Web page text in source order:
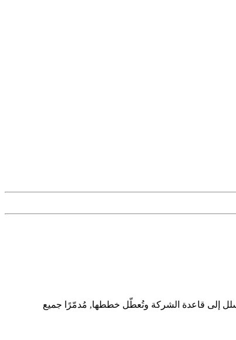
إلى قاعدة الشركة وتُعطّل خططها, مُدمّرًا جميع